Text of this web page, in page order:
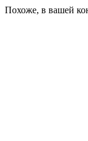
Похоже, в вашей